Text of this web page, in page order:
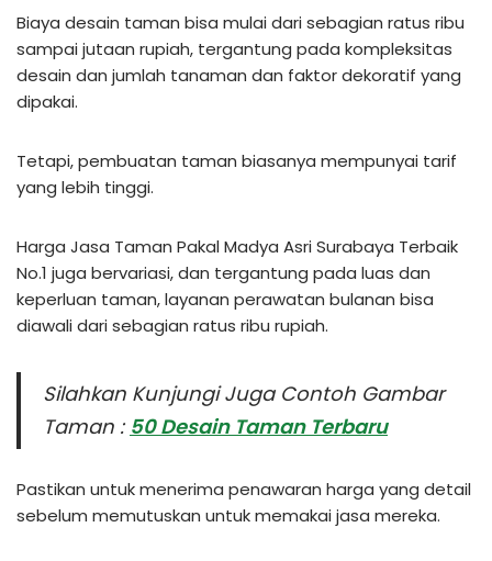
Biaya desain taman bisa mulai dari sebagian ratus ribu
sampai jutaan rupiah, tergantung pada kompleksitas
desain dan jumlah tanaman dan faktor dekoratif yang
dipakai.
Tetapi, pembuatan taman biasanya mempunyai tarif
yang lebih tinggi.
Harga Jasa Taman Pakal Madya Asri Surabaya Terbaik
No.1 juga bervariasi, dan tergantung pada luas dan
keperluan taman, layanan perawatan bulanan bisa
diawali dari sebagian ratus ribu rupiah.
Silahkan Kunjungi Juga Contoh Gambar
Taman : 50 Desain Taman Terbaru
Pastikan untuk menerima penawaran harga yang detail
sebelum memutuskan untuk memakai jasa mereka.